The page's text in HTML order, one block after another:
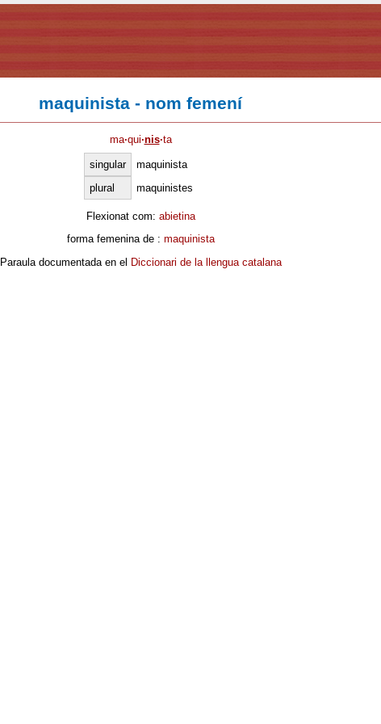
maquinista - nom femení
ma·qui·nis·ta
singular
maquinista
plural
maquinistes
Flexionat com: abietina
forma femenina de : maquinista
Paraula documentada en el Diccionari de la llengua catalana